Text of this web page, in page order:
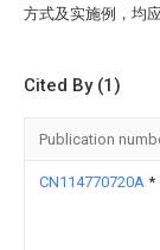
方式及实施例，均
Cited By (1)
Publication
CN114770720A *